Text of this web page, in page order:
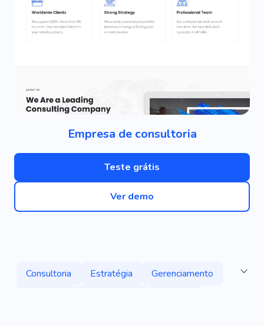
Empresa de consultoria
Teste grátis
Ver demo
Consultoria Estratégia
Gerenciamento